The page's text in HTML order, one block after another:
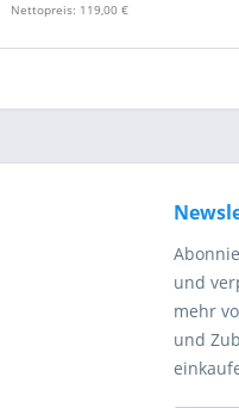
Nettopreis: 119,00 €
und
mehr
und